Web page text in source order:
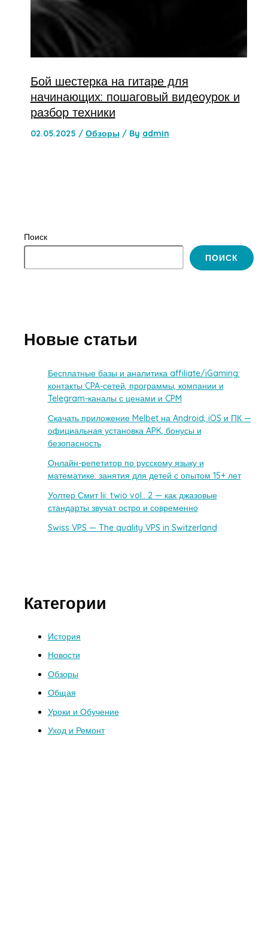
Поиск
ПОИСК
Новые статьи
Бесплатные базы и аналитика affiliate/iGaming:
контакты CPA-сетей, программы, компании и
Telegram-каналы с ценами и CPM
Скачать приложение Melbet на Android, iOS и ПК —
официальная установка APK, бонусы и
безопасность
Онлайн-репетитор по русскому языку и
математике: занятия для детей с опытом 15+ лет
Уолтер Смит Iii: twio vol.. 2 — как джазовые
стандарты звучат остро и современно
Swiss VPS — The quality VPS in Switzerland
Категории
История
Новости
Обзоры
Общая
Уроки и Обучение
Уход и Ремонт
Бой шестерка на гитаре для
начинающих: пошаговый видеоурок и
разбор техники
02.05.2025 / Обзоры / By admin